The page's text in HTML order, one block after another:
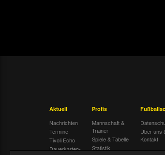
Aktuell
Nachrichten
Termine
Tivoli Echo
Dauerkarten-
Profis
Mannschaft &
Trainer
Spiele & Tabelle
Statistik
Über uns
Kontakt